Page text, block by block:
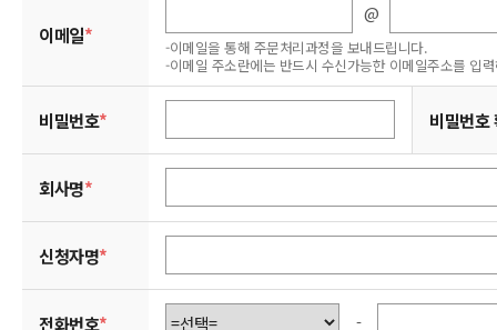
이메일*
@
-이메일을 통해 주문처리과정을 보내드립니다.
-이메일 주소란에는 반드시 수신가능한 이메일주소를 입
비밀번호* 비밀번호
회사명*
신청자명*
전화번호* -